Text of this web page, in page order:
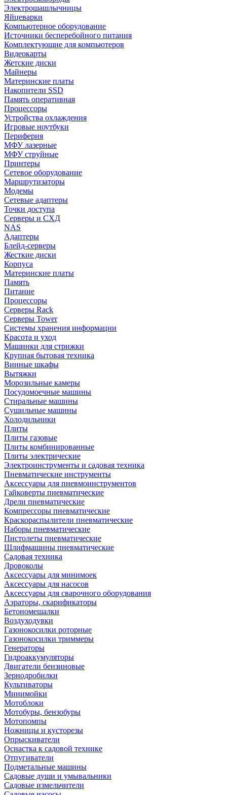
Электрошашлычницы
Яйцеварки
Компьютерное оборудование
Источники бесперебойного питания
Комплектующие для компьютеров
Видеокарты
Жетские диски
Майнеры
Материнские платы
Накопители SSD
Память оперативная
Процессоры
Устройства охлаждения
Игровые ноутбуки
Периферия
МФУ лазерные
МФУ струйные
Принтеры
Сетевое оборудование
Маршрутизаторы
Модемы
Сетевые адаптеры
Точки доступа
Серверы и СХД
NAS
Адаптеры
Блейд-серверы
Жесткие диски
Корпуса
Материнские платы
Память
Питание
Процессоры
Серверы Rack
Серверы Tower
Системы хранения информации
Красота и уход
Машинки для стрижки
Крупная бытовая техника
Винные шкафы
Вытяжки
Морозильные камеры
Посудомоечные машины
Стиральные машины
Сушильные машины
Холодильники
Плиты
Плиты газовые
Плиты комбинированные
Плиты электрические
Электроинструменты и садовая техника
Пневматические инструменты
Аксессуары для пневмоинструментов
Гайковерты пневматические
Дрели пневматические
Компрессоры пневматические
Краскораспылители пневматические
Наборы пневматические
Пистолеты пневматические
Шлифмашины пневматические
Садовая техника
Дровоколы
Аксессуары для минимоек
Аксессуары для насосов
Аксессуары для сварочного оборудования
Аэраторы, скарификаторы
Бетономешалки
Воздуходувки
Газонокосилки роторные
Газонокосилки триммеры
Генераторы
Гидроаккумуляторы
Двигатели бензиновые
Зернодробилки
Культиваторы
Минимойки
Мотоблоки
Мотобуры, бензобуры
Мотопомпы
Ножницы и кусторезы
Опрыскиватели
Оснастка к садовой технике
Отпугиватели
Подметальные машины
Садовые души и умывальники
Садовые измельчители